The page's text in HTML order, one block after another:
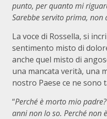
punto, per quanto mi
Sarebbe servito prima, non
La voce di Rossella, si
sentimento misto di
anche quel misto di
una mancata verità, una
nostro Paese ce ne sono
“Perché è morto mio
anni non lo so. Perché non